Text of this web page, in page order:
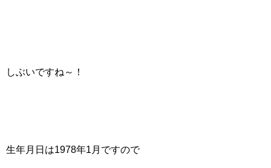
しぶいですね～！
生年月日は1978年1月ですので